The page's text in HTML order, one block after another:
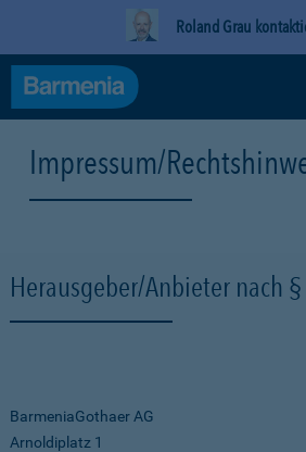
Roland Grau
Impressum/
Herausgeber/Anbieter nach §
BarmeniaGothaer AG
Arnoldiplatz 1